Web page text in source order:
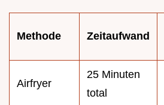
Methode Zeitaufwand
Airfryer
25 Minuten
total